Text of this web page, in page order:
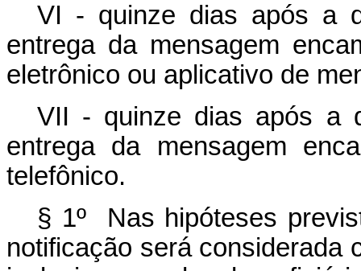
VI - quinze dias após a
entrega da mensagem
eletrônico ou aplicativo de
VII - quinze dias após a
entrega da mensagem
telefônico.
§ 1º Nas hipóteses
notificação será considerada